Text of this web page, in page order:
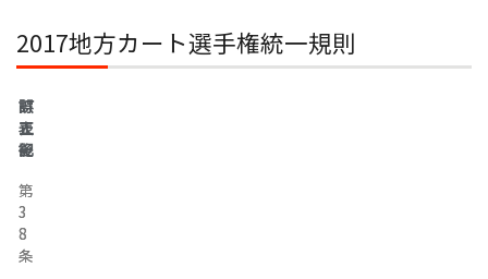
2017地方カート選手権統一規則
誤
表
記
訂
正
後
第
3
8
条
第
3
8
条